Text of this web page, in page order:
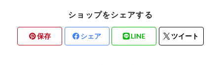
ショップをシェアする
保存 シェア LINE ツイート